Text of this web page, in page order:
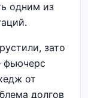
одним из
зато
фьючерс
от
долгов